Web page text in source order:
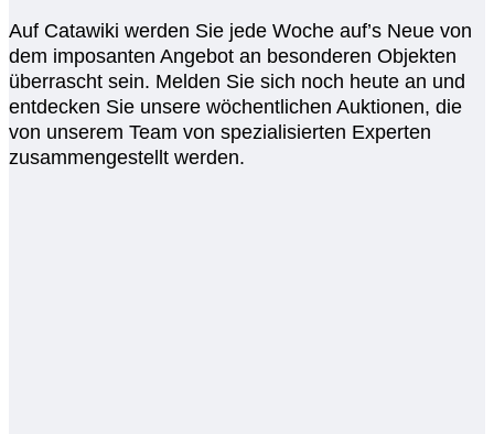
Auf Catawiki werden Sie jede Woche auf’s Neue von
dem imposanten Angebot an besonderen Objekten
überrascht sein. Melden Sie sich noch heute an und
entdecken Sie unsere wöchentlichen Auktionen, die
von unserem Team von spezialisierten Experten
zusammengestellt werden.